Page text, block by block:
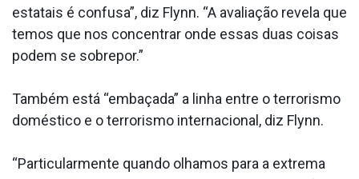
estatais é confusa”, diz Flynn. “A avaliação revela que
temos que nos concentrar onde essas duas coisas
podem se sobrepor.”
Também está “embaçada” a linha entre o terrorismo
doméstico e o terrorismo internacional, diz Flynn.
“Particularmente quando olhamos para a extrema